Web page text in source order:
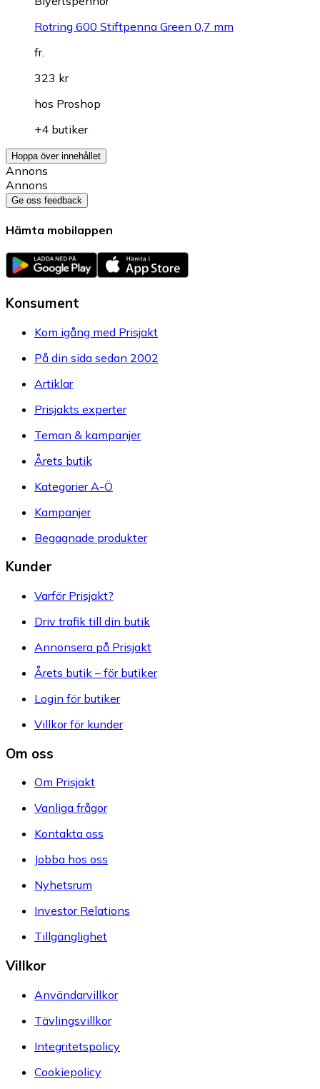
Rotring 600 Stiftpenna Green 0,7 mm
fr.
323 kr
hos Proshop
+4 butiker
Hoppa över innehållet
Annons
Annons
Ge oss feedback
Hämta mobilappen
Konsument
Kom igång med Prisjakt
På din sida sedan 2002
Artiklar
Prisjakts experter
Teman & kampanjer
Årets butik
Kategorier A-Ö
Kampanjer
Begagnade produkter
Kunder
Varför Prisjakt?
Driv trafik till din butik
Annonsera på Prisjakt
Årets butik – för butiker
Login för butiker
Villkor för kunder
Om oss
Om Prisjakt
Vanliga frågor
Kontakta oss
Jobba hos oss
Nyhetsrum
Investor Relations
Tillgänglighet
Villkor
Användarvillkor
Tävlingsvillkor
Integritetspolicy
Cookiepolicy